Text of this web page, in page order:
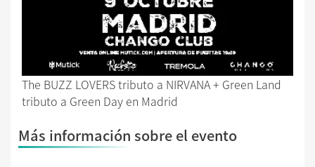
The BUZZ LOVERS tributo a NIRVANA + Green Land
tributo a Green Day en Madrid
Más información sobre el evento